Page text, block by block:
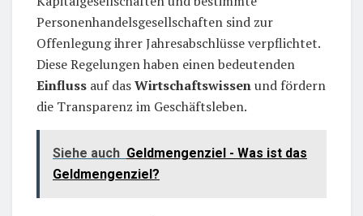
Personenhandelsgesellschaften sind zur
Offenlegung ihrer Jahresabschlüsse verpflichtet.
Diese Regelungen haben einen bedeutenden
Einfluss auf dasWirtschaftswissenund fördern
die Transparenz im Geschäftsleben.
Siehe auch Geldmengenziel - Was ist das
Geldmengenziel?